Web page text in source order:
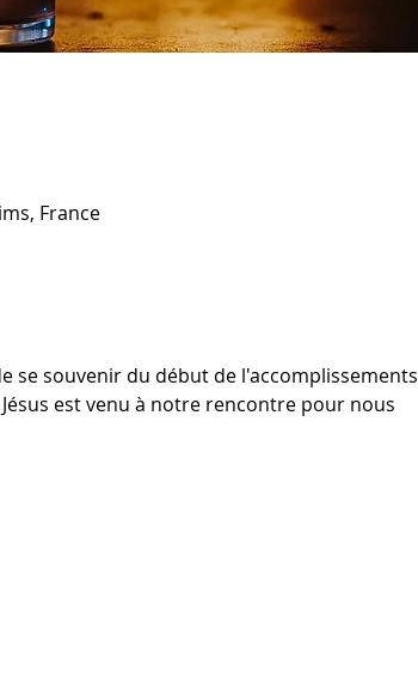
France
se souvenir du début de l'accomplissements
est venu à notre rencontre pour nous